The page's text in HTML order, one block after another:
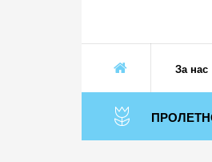
За нас